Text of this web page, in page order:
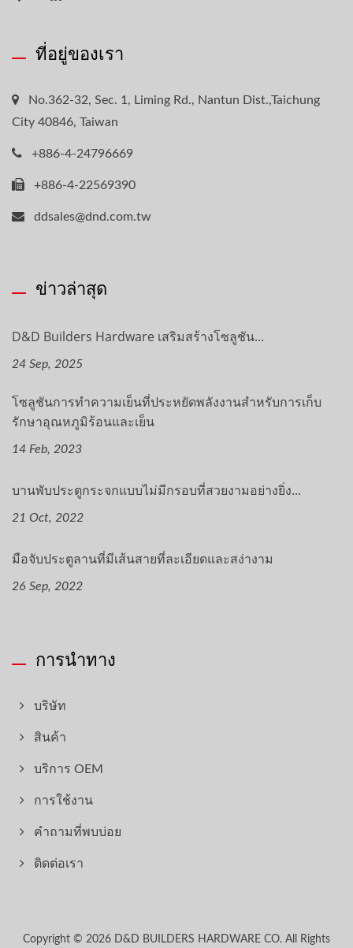
ที่อยู่ของเรา
No.362-32, Sec. 1, Liming Rd., Nantun Dist.,Taichung
City 40846, Taiwan
+886-4-24796669
+886-4-22569390
ddsales@dnd.com.tw
ข่าวล่าสุด
D&D Builders Hardware เสริมสร้างโซลูชัน...
24 Sep, 2025
โซลูชันการทำความเย็นที่ประหยัดพลังงานสำหรับการเก็บ
รักษาอุณหภูมิร้อนและเย็น
14 Feb, 2023
บานพับประตูกระจกแบบไม่มีกรอบที่สวยงามอย่างยิ่ง...
21 Oct, 2022
มือจับประตูลานที่มีเส้นสายที่ละเอียดและสง่างาม
26 Sep, 2022
การนำทาง
บริษัท
สินค้า
บริการ OEM
การใช้งาน
คำถามที่พบบ่อย
ติดต่อเรา
Copyright © 2026 D&D BUILDERS HARDWARE CO. All Rights